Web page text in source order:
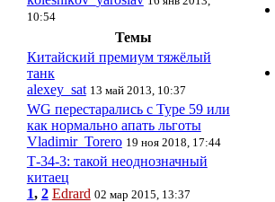
10:54
Темы
Китайский премиум тяжёлый
танк
alexey_sat 13 май 2013, 10:37
WG перестарались с Type 59 или
как нормально апать льготы
Vladimir_Torero 19 ноя 2018, 17:44
Т-34-3: такой неоднозначный
китаец
1, 2 Edrard 02 мар 2015, 13:37